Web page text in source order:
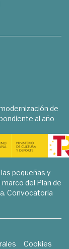
de
al año
pequeñas y
del Plan de
Convocatoria
Cookies